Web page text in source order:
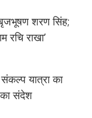
शरण सिंह;
रचि राखा’
यात्रा का
का संदेश